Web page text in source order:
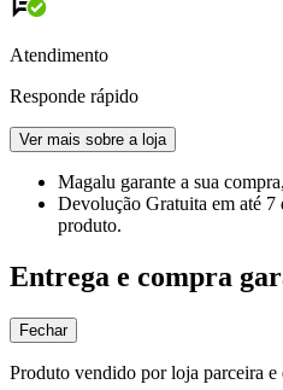
Atendimento
Responde rápido
Ver mais sobre a loja
Magalu garante a sua
Devolução Gratuita em até 7
produto.
Entrega e compra
Fechar
Produto vendido por loja parceira e